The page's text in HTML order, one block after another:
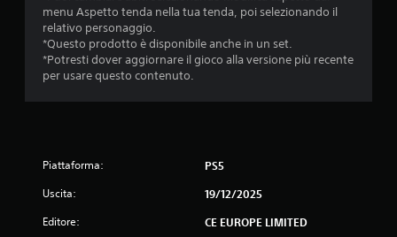
1
s
menu Aspetto tenda nella tua tenda, poi selezionando il
relativo personaggio.
*Questo prodotto è disponibile anche in un set.
*Potresti dover aggiornare il gioco alla versione più recente
per usare questo contenuto.
Piattaforma: PS5
Uscita: 19/12/2025
Editore: CE EUROPE LIMITED